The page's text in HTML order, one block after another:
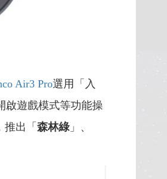
Air3 Pro選用「入
啟遊戲模式等功能操
出「 森林綠」、